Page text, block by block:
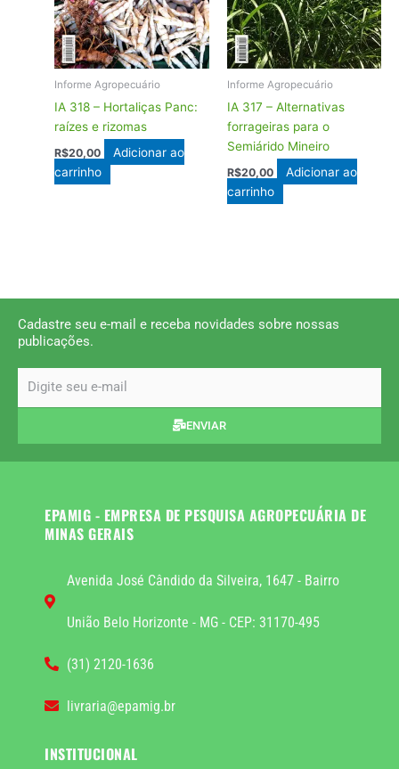
Informe Agropecuário
IA 318 – Hortaliças Panc:
raízes e rizomas
R$20,00
Adicionar ao
carrinho
Informe Agropecuário
IA 317 – Alternativas
forrageiras para o
Semiárido Mineiro
R$20,00
Adicionar ao
carrinho
Cadastre seu e-mail e receba novidades sobre nossas
publicações.
ENVIAR
EPAMIG - EMPRESA DE PESQUISA AGROPECUÁRIA DE
MINAS GERAIS
Avenida José Cândido da Silveira, 1647 - Bairro
União Belo Horizonte - MG - CEP: 31170-495
(31) 2120-1636
livraria@epamig.br
INSTITUCIONAL